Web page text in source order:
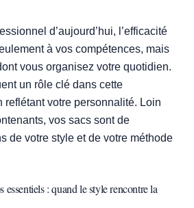
d’aujourd’hui, l’efficacité
à vos compétences, mais
vous organisez votre quotidien.
un rôle clé dans cette
reflétant votre personnalité. Loin
vos sacs sont de
de votre style et de votre méthode
essentiels : quand le style rencontre la